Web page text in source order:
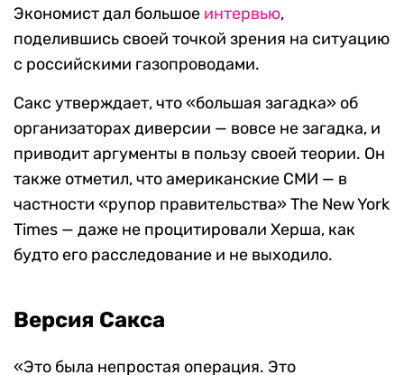
Экономист дал большое интервью,
поделившись своей точкой зрения на ситуацию
с российскими газопроводами.
Сакс утверждает, что «большая загадка» об
организаторах диверсии — вовсе не загадка, и
приводит аргументы в пользу своей теории. Он
также отметил, что американские СМИ — в
частности «рупор правительства» The New York
Times — даже не процитировали Херша, как
будто его расследование и не выходило.
Версия Сакса
«Это была непростая операция. Это